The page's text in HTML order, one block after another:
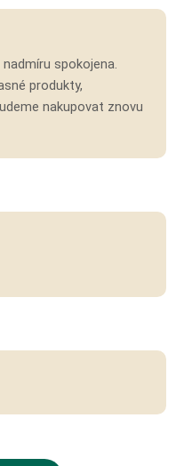
spokojena.
produkty,
nakupovat znovu